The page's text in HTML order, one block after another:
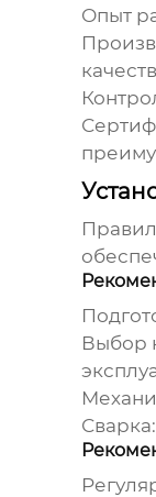
Опыт
Выбор
Сварка: